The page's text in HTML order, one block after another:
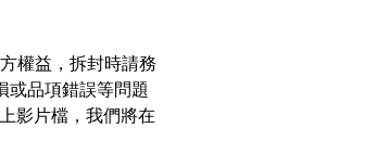
權益，拆封時請務
或品項錯誤等問題
影片檔，我們將在